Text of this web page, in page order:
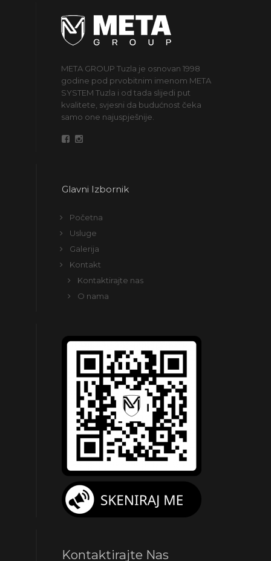
META GROUP Tuzla je osnovan 1998
godine pod prvobitnim imenom META
SYSTEM Tuzla i od tada slijedi put
kvalitete, svjesni da budućnost čeka
samo one najuspješnije.
Glavni Izbornik
Početna
Usluge
Galerija
Kontakt
Kontaktirajte nas
O nama
Kontaktirajte Nas